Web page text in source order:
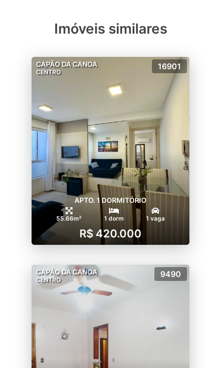
Imóveis similares
CAPÃO DA CANOA
CENTRO
16901
APTO. 1 DORMITÓRIO
55.66m² 1 dorm 1 vaga
R$ 420.000
CAPÃO DA CANOA
CENTRO
9490